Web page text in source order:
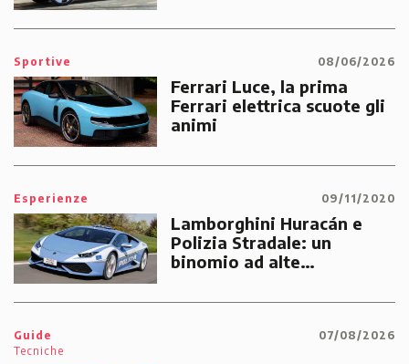
Sportive 08/06/2026
Ferrari Luce, la prima
Ferrari elettrica scuote gli
animi
Esperienze 09/11/2020
Lamborghini Huracán e
Polizia Stradale: un
binomio ad alte
emergenze dei cittadini
Guide
Tecniche
07/08/2026